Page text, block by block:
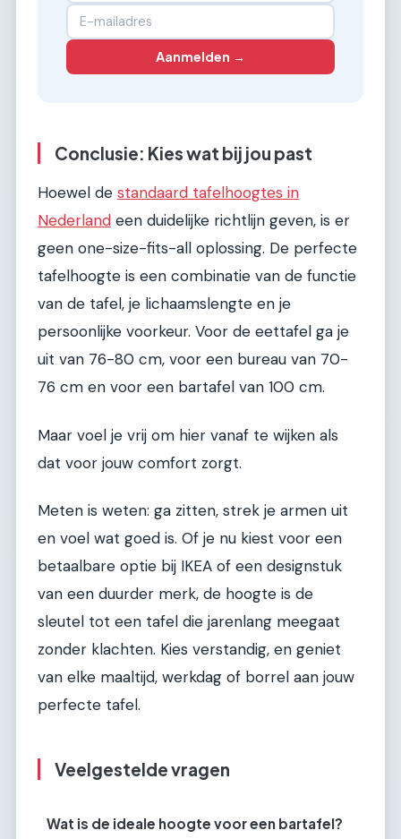
Aanmelden →
Conclusie: Kies wat bij jou past
Hoewel de standaard tafelhoogtes in
Nederland een duidelijke richtlijn geven, is er
geen one-size-fits-all oplossing. De perfecte
tafelhoogte is een combinatie van de functie
van de tafel, je lichaamslengte en je
persoonlijke voorkeur. Voor de eettafel ga je
uit van 76-80 cm, voor een bureau van 70-
76 cm en voor een bartafel van 100 cm.
Maar voel je vrij om hier vanaf te wijken als
dat voor jouw comfort zorgt.
Meten is weten: ga zitten, strek je armen uit
en voel wat goed is. Of je nu kiest voor een
betaalbare optie bij IKEA of een designstuk
van een duurder merk, de hoogte is de
sleutel tot een tafel die jarenlang meegaat
zonder klachten. Kies verstandig, en geniet
van elke maaltijd, werkdag of borrel aan jouw
perfecte tafel.
Veelgestelde vragen
Wat is de ideale hoogte voor een bartafel?